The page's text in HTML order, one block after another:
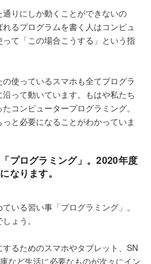
りにしか動くことができないの
るプログラムを書く人はコンピュ
て「この場合こうする」という指
使っているスマホも全てプログラ
って動いています。もはや私たち
コンピュータープログラミング。
と必要になることがわかっていま
プログラミング」。2020年度
なります。
いる習い事「プログラミング」。
ょう。
るためのスマホやタブレット、SN
など生活に必要なものが次々にイン